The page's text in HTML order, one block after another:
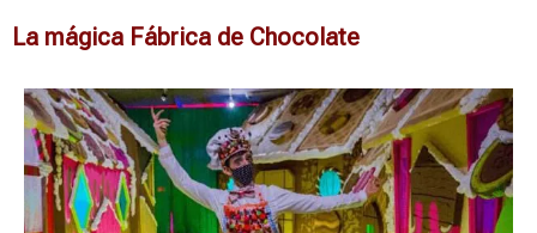
La mágica Fábrica de Chocolate